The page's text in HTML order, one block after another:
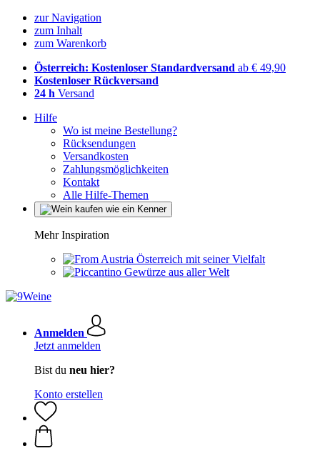
zur Navigation
zum Inhalt
zum Warenkorb
Österreich: Kostenloser Standardversand ab € 49,90
Kostenloser Rückversand
24 h Versand
Hilfe
Wo ist meine Bestellung?
Rücksendungen
Versandkosten
Zahlungsmöglichkeiten
Kontakt
Alle Hilfe-Themen
Mehr Inspiration
Österreich mit seiner Vielfalt
Gewürze aus aller Welt
Anmelden
Jetzt anmelden
Bist du neu hier?
Konto erstellen